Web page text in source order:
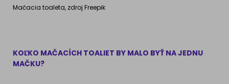
Mačacia toaleta, zdroj Freepik
KOĽKO MAČACÍCH TOALIET BY MALO BYŤ NA JEDNU
MAČKU?